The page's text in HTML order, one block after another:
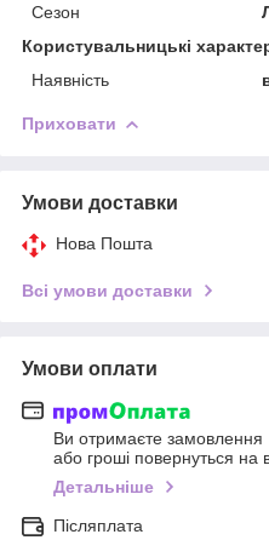
Сезон
Користувальницькі
Наявність
Приховати
Умови доставки
Нова Пошта
Всі умови доставки
Умови оплати
Ви отримаєте замовлення
або гроші повернуться на
Детальніше
Післяплата